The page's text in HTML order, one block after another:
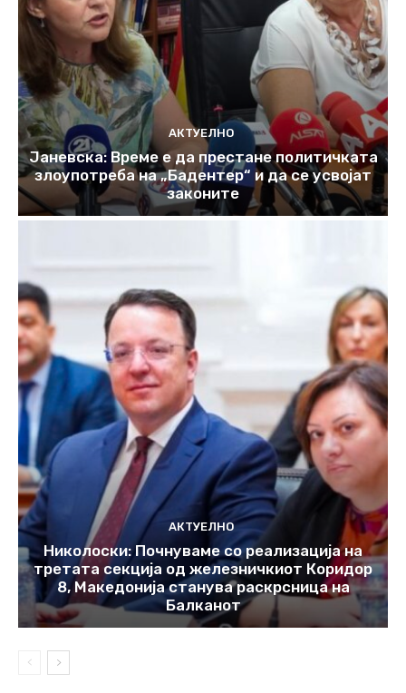
АКТУЕЛНО
Јаневска: Време е да престане политичката
злоупотреба на „Бадентер“ и да се усвојат
законите
АКТУЕЛНО
Николоски: Почнуваме со реализација на
третата секција од железничкиот Коридор
8, Македонија станува раскрсница на
Балканот